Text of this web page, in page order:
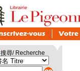
搜尋/ Recherche